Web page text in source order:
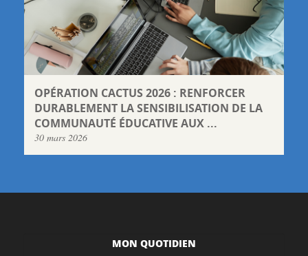
OPÉRATION CACTUS 2026 : RENFORCER
DURABLEMENT LA SENSIBILISATION DE LA
COMMUNAUTÉ ÉDUCATIVE AUX ...
30 mars 2026
MON QUOTIDIEN